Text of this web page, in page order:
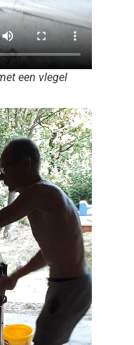
een vlegel